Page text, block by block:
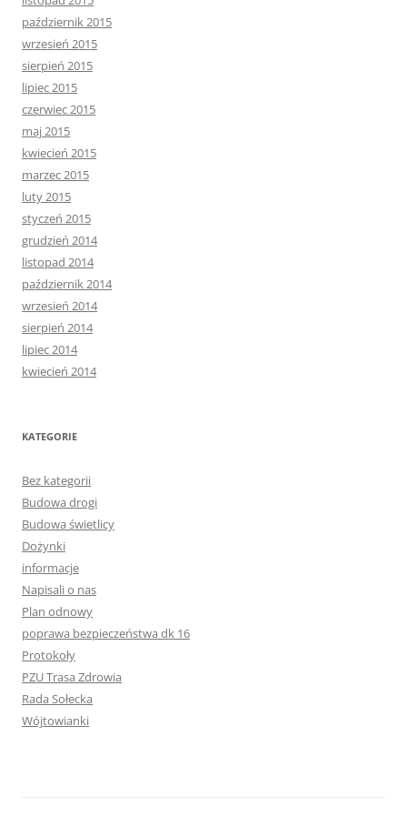
październik 2015
wrzesień 2015
sierpień 2015
lipiec 2015
czerwiec 2015
maj 2015
kwiecień 2015
marzec 2015
luty 2015
styczeń 2015
grudzień 2014
listopad 2014
październik 2014
wrzesień 2014
sierpień 2014
lipiec 2014
kwiecień 2014
KATEGORIE
Bez kategorii
Budowa drogi
Budowa świetlicy
Dożynki
informacje
Napisali o nas
Plan odnowy
poprawa bezpieczeństwa dk 16
Protokoły
PZU Trasa Zdrowia
Rada Sołecka
Wójtowianki